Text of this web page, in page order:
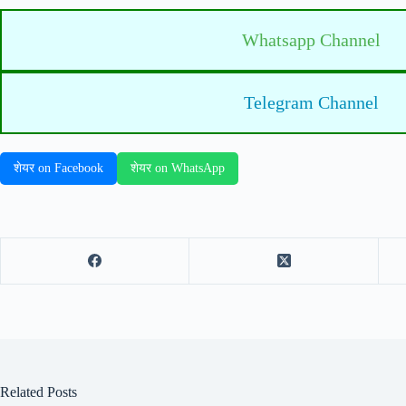
Whatsapp Channel
Telegram Channel
शेयर on Facebook शेयर on WhatsApp
Related Posts